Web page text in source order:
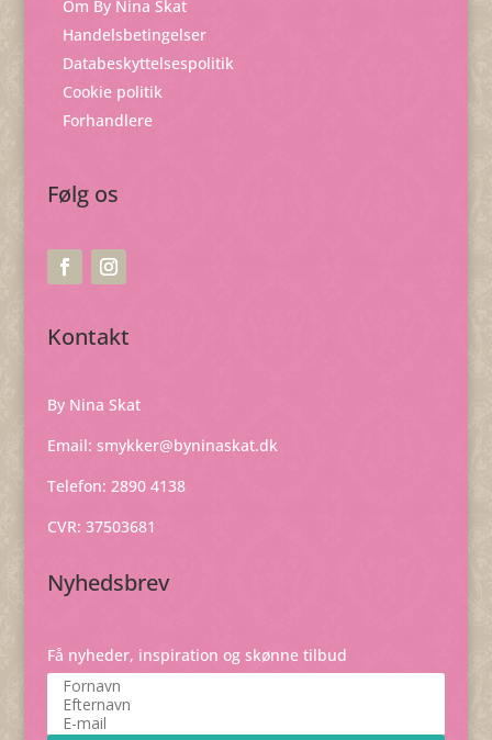
Om By Nina Skat
Handelsbetingelser
Databeskyttelsespolitik
Cookie politik
Forhandlere
Følg os
Kontakt
By Nina Skat
Email: smykker@byninaskat.dk
Telefon: 2890 4138
CVR: 37503681
Nyhedsbrev
Få nyheder, inspiration og skønne tilbud